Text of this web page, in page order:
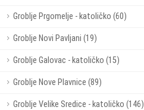
Groblje Prgomelje - katoličko (60)
Groblje Novi Pavljani (19)
Groblje Galovac - katoličko (15)
Groblje Nove Plavnice (89)
Groblje Velike Sredice - katoličko (146)